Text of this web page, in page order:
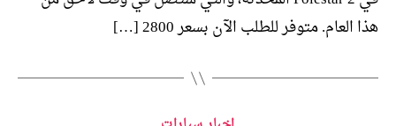
هذا العام. متوفر للطلب الآن بسعر 2800 […]